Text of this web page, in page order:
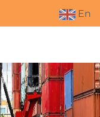
En
Obter orçamento